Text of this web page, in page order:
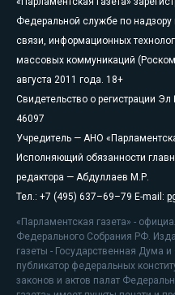
Федеральной службе по надзору
связи, информационных
массовых коммуникаций
августа 2011 года. 18+
Свидетельство о регистрации
46097
Учредитель — АНО
Исполняющий обязанности
редактора — Абдуллаев М.Р.
Тел.: +7 (495) 637–69–79 E-mail:
«Парламентская газета» -
Федерального Собрания РФ.
газеты - Государственная Дума
публикатор федеральных
законов и актов палат